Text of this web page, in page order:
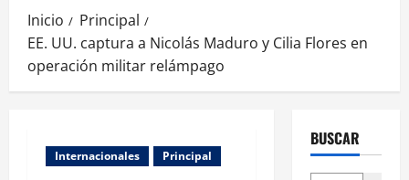
Inicio
Principal
EE. UU. captura a Nicolás Maduro y Cilia Flores en
operación militar relámpago
Internacionales Principal
BUSCAR